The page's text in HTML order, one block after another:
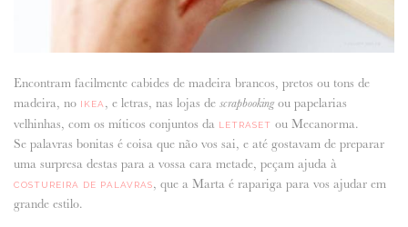
Encontram facilmente cabides de madeira brancos, pretos ou tons de
madeira, no IKEA , e letras, nas lojas de scrapbookingou papelarias
velhinhas, com os míticos conjuntos da
LETRASET ou Mecanorma.
Se palavras bonitas é coisa que não vos sai, e até gostavam de preparar
uma surpresa destas para a vossa cara metade, peçam ajuda à
COSTUREIRA DE PALAVRAS, que a Marta é rapariga para vos ajudar em
grande estilo.